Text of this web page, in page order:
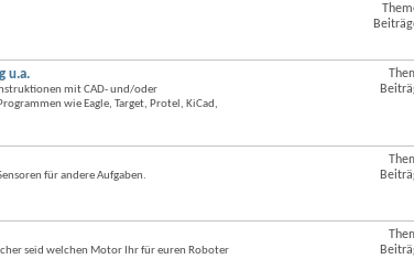
Forums
u.a.
mit CAD- und/oder
wie Eagle, Target, Protel, KiCad,
anzeigen
für andere Aufgaben.
seid welchen Motor Ihr für euren Roboter